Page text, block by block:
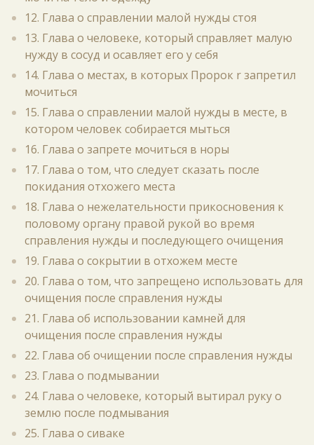
12. Глава о справлении малой нужды стоя
13. Глава о человеке, который справляет малую
нужду в сосуд и осавляет его у себя
14. Глава о местах, в которых Пророк r запретил
мочиться
15. Глава о справлении малой нужды в месте, в
котором человек собирается мыться
16. Глава о запрете мочиться в норы
17. Глава о том, что следует сказать после
покидания отхожего места
18. Глава о нежелательности прикосновения к
половому органу правой рукой во время
справления нужды и последующего очищения
19. Глава о сокрытии в отхожем месте
20. Глава о том, что запрещено использовать для
очищения после справления нужды
21. Глава об использовании камней для
очищения после справления нужды
22. Глава об очищении после справления нужды
23. Глава о подмывании
24. Глава о человеке, который вытирал руку о
землю после подмывания
25. Глава о сиваке